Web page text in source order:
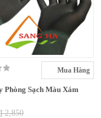
Mua Hàng
Phòng Sạch Màu Xám
2,850